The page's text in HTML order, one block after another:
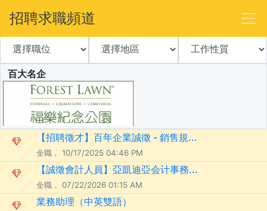
招聘求職頻道
百大名企
【招聘徵才】百年企業誠徵 - 銷售規...
全職， 10/17/2025 04:46 PM
【誠徵會計人員】亞凱迪亞会计事務...
全職， 07/22/2026 01:15 AM
業務助理（中英雙語）